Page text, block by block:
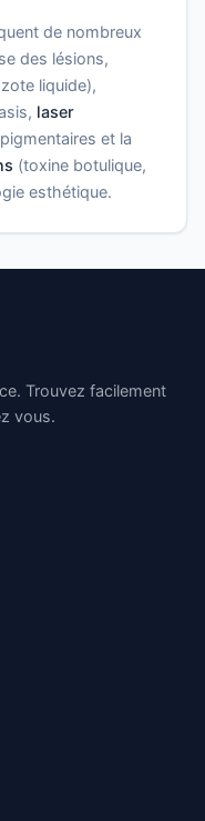
de nombreux
des lésions,
liquide),
laser
et la
(toxine botulique,
esthétique.
Trouvez facilement
vous.